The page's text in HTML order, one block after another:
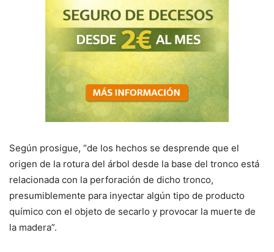
Según prosigue, “de los hechos se desprende que el
origen de la rotura del árbol desde la base del tronco está
relacionada con la perforación de dicho tronco,
presumiblemente para inyectar algún tipo de producto
químico con el objeto de secarlo y provocar la muerte de
la madera”.